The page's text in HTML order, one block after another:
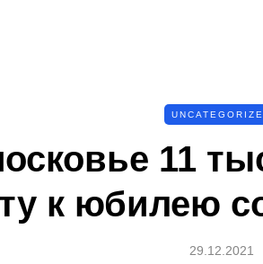
11
к юбилею
29.12.2021